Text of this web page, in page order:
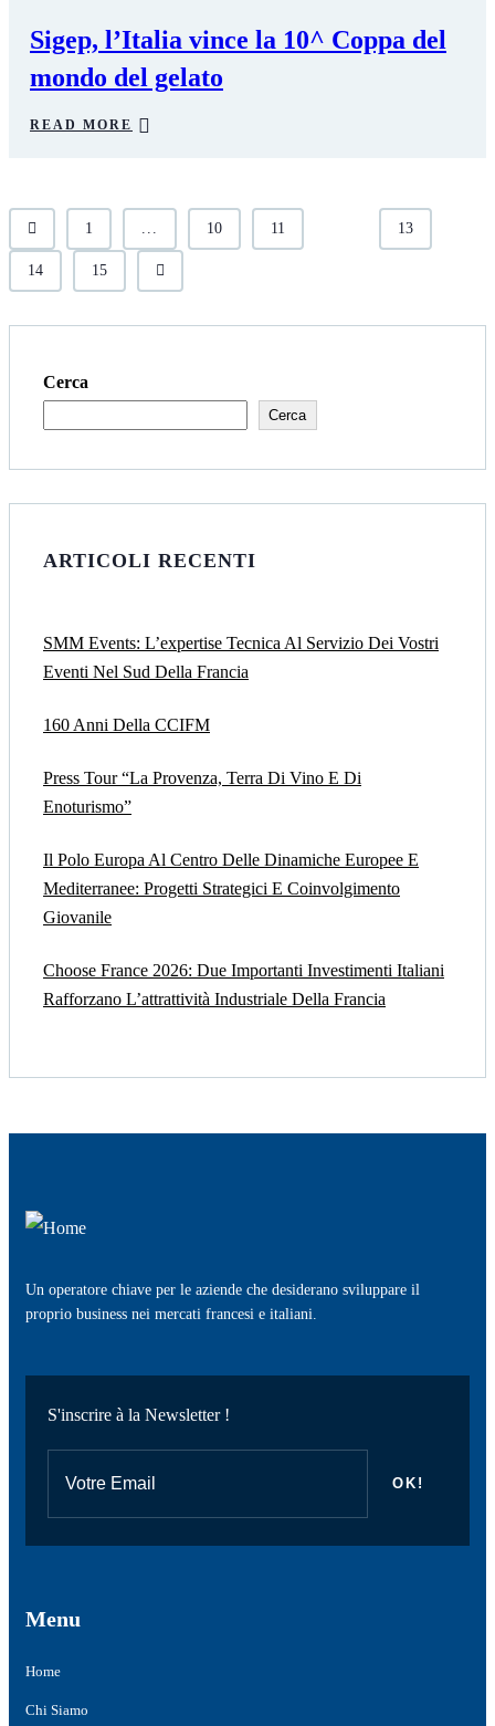
Sigep, l’Italia vince la 10^ Coppa del
mondo del gelato
READ MORE
1 ... 10 11 13
14 15
Cerca
Cerca
ARTICOLI RECENTI
SMM Events: L’expertise Tecnica Al Servizio Dei Vostri
Eventi Nel Sud Della Francia
160 Anni Della CCIFM
Press Tour “La Provenza, Terra Di Vino E Di
Enoturismo”
Il Polo Europa Al Centro Delle Dinamiche Europee E
Mediterranee: Progetti Strategici E Coinvolgimento
Giovanile
Choose France 2026: Due Importanti Investimenti Italiani
Rafforzano L’attrattività Industriale Della Francia
Un operatore chiave per le aziende che desiderano sviluppare il
proprio business nei mercati francesi e italiani.
S'inscrire à la Newsletter !
Menu
Home
Chi Siamo